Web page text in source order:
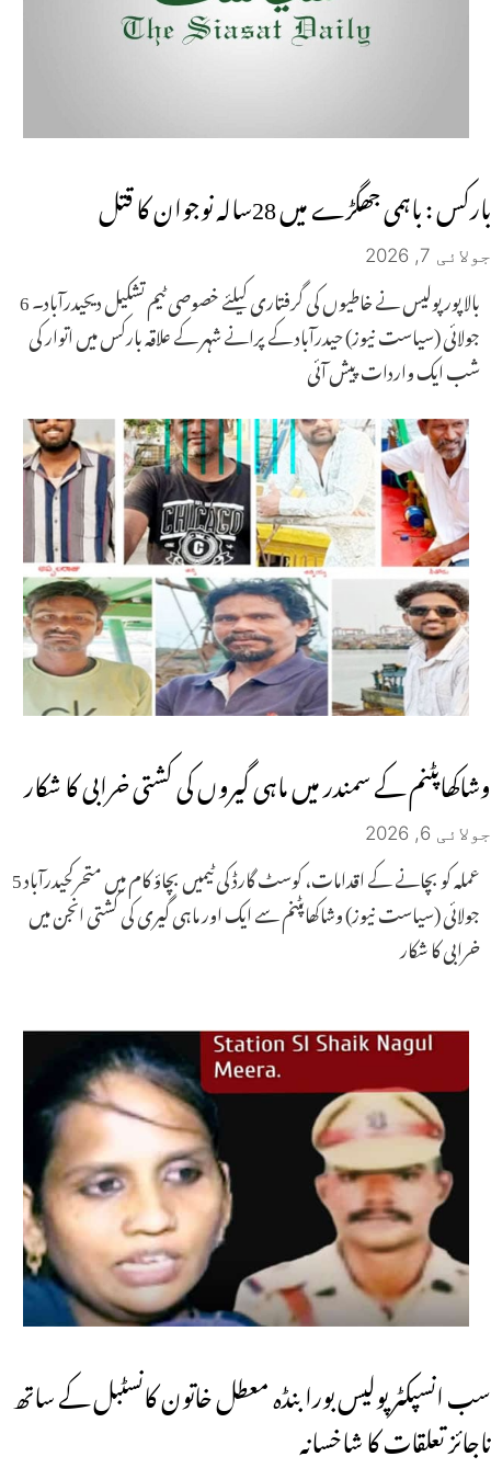
بارکس : باہمی جھگڑے میں 28سالہ نوجوان کا قتل
جولائی 7, 2026
بالاپور پولیس نے خاطیوں کی گرفتاری کیلئے خصوصی ٹیم تشکیل دیحیدرآباد۔ 6
جولائی (سیاست نیوز) حیدرآباد کے پرانے شہر کے علاقہ بارکس میں اتوار کی
شب ایک واردات پیش آئی
وشاکھاپٹنم کے سمندر میں ماہی گیروں کی کشتی خرابی کا شکار
جولائی 6, 2026
عملہ کو بچانے کے اقدامات، کوسٹ گارڈ کی ٹیمیں بچاؤ کام میں متحرکحیدرآباد 5
جولائی (سیاست نیوز) وشاکھاپٹنم سے ایک اور ماہی گیری کی کشتی انجن میں
خرابی کا شکار
سب انسپکٹر پولیس بورا بنڈہ معطل خاتون کانسٹبل کے ساتھ
ناجائز تعلقات کا شاخسانہ